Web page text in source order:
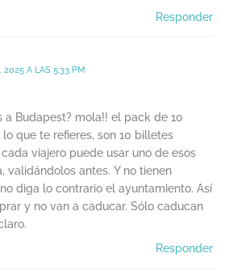
Responder
2025 A LAS 5:33 PM
a Budapest? mola!! el pack de 10
lo que te refieres, son 10 billetes
viajero puede usar uno de esos
validándolos antes. Y no tienen
diga lo contrario el ayuntamiento. Así
y no van a caducar. Sólo caducan
Responder